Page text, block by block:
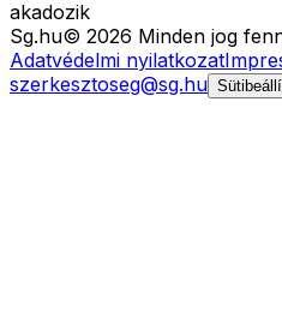
akadozik
Sg.hu© 2026 Minden jog
Adatvédelmi nyilatkozat
szerkesztoseg@sg.hu